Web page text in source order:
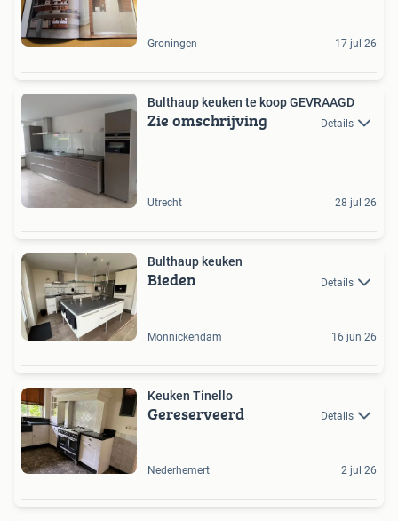
Groningen 17 jul 26
Bulthaup keuken te koop GEVRAAGD
Zie omschrijving Details
Utrecht 28 jul 26
Bulthaup keuken
Bieden Details
Monnickendam 16 jun 26
Keuken Tinello
Gereserveerd Details
Nederhemert 2 jul 26